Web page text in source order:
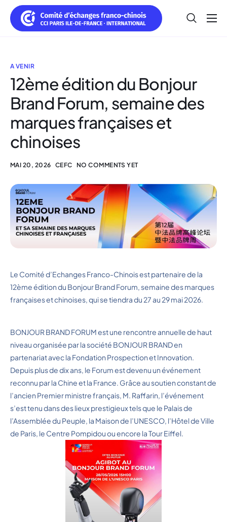
Réussir en Chine
Nos Membres
Qui sommes nous ?
A VENIR
12ème édition du Bonjour
Brand Forum, semaine des
marques françaises et
chinoises
MAI 20, 2026 CEFC NO COMMENTS YET
Le Comité d’Echanges Franco-Chinois est partenaire de la
12ème édition du Bonjour Brand Forum, semaine des marques
françaises et chinoises, qui se tiendra du 27 au 29 mai 2026.
BONJOUR BRAND FORUM est une rencontre annuelle de haut
niveau organisée par la société BONJOUR BRAND en
partenariat avec la Fondation Prospection et Innovation.
Depuis plus de dix ans, le Forum est devenu un événement
reconnu par la Chine et la France. Grâce au soutien constant de
l’ancien Premier ministre français, M. Raffarin, l’événement
s’est tenu dans des lieux prestigieux tels que le Palais de
l’Assemblée du Peuple, la Maison de l’UNESCO, l’Hôtel de Ville
de Paris, le Centre Pompidou ou encore la Tour Eiffel.